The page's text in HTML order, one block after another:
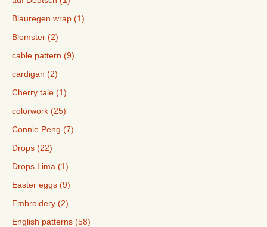
Blauregen wrap (1)
Blomster (2)
cable pattern (9)
cardigan (2)
Cherry tale (1)
colorwork (25)
Connie Peng (7)
Drops (22)
Drops Lima (1)
Easter eggs (9)
Embroidery (2)
English patterns (58)